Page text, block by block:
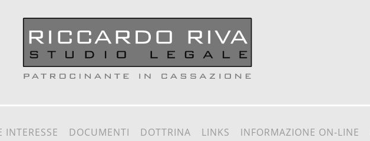
DOCUMENTI DOTTRINA LINKS INFORMAZIONE ON-LINE